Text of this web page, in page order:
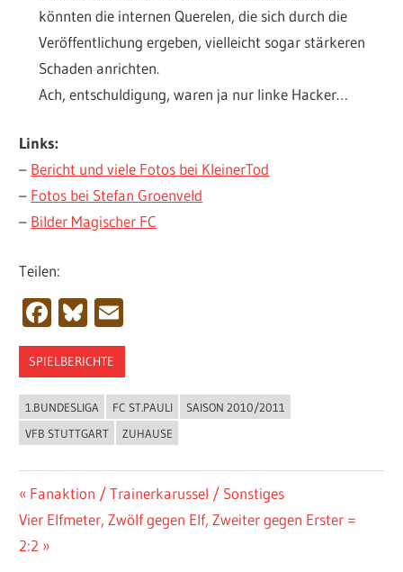
könnten die internen Querelen, die sich durch die
Veröffentlichung ergeben, vielleicht sogar stärkeren
Schaden anrichten.
Ach, entschuldigung, waren ja nur linke Hacker…
Links:
– Bericht und viele Fotos bei KleinerTod
– Fotos bei Stefan Groenveld
– Bilder Magischer FC
Teilen:
Facebook
Bluesky
SPIELBERICHTE
1.BUNDESLIGA FC ST.PAULI
SAISON 2010/2011
VFB STUTTGART
ZUHAUSE
Beitragsnavigation
Vorheriger
Beitrag:
Fanaktion / Trainerkarussel / Sonstiges
Nächster
Beitrag:
Vier Elfmeter, Zwölf gegen Elf, Zweiter gegen Erster =
2:2